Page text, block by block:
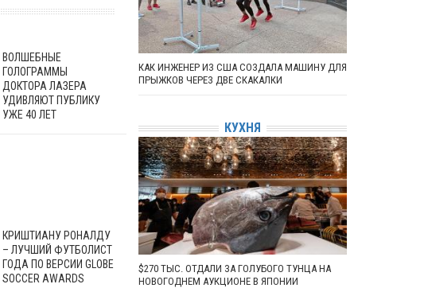
ВОЛШЕБНЫЕ
ГОЛОГРАММЫ
ДОКТОРА ЛАЗЕРА
УДИВЛЯЮТ ПУБЛИКУ
УЖЕ 40 ЛЕТ
КРИШТИАНУ РОНАЛДУ
– ЛУЧШИЙ ФУТБОЛИСТ
ГОДА ПО ВЕРСИИ GLOBE
SOCCER AWARDS
КАК ИНЖЕНЕР ИЗ США СОЗДАЛА МАШИНУ ДЛЯ
ПРЫЖКОВ ЧЕРЕЗ ДВЕ СКАКАЛКИ
КУХНЯ
$270 ТЫС. ОТДАЛИ ЗА ГОЛУБОГО ТУНЦА НА
НОВОГОДНЕМ АУКЦИОНЕ В ЯПОНИИ